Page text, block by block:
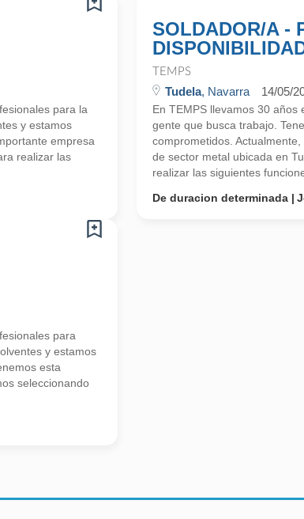
para la
y estamos
empresa
realizar las
SOLDADOR/A -
TEMPS
Tudela, Navarra 14/05/
En TEMPS llevamos 30
gente que busca trabajo.
comprometidos.
de sector metal ubicada en
realizar las siguientes
De duracion determinada
para
y estamos
esta
seleccionando